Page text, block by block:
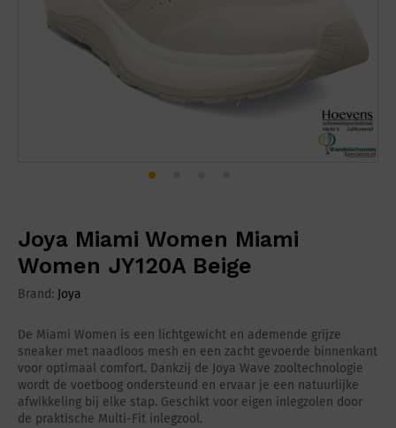
Joya Miami Women Miami
Women JY120A Beige
Brand: Joya
De Miami Women is een lichtgewicht en ademende grijze
sneaker met naadloos mesh en een zacht gevoerde binnenkant
voor optimaal comfort. Dankzij de Joya Wave zooltechnologie
wordt de voetboog ondersteund en ervaar je een natuurlijke
afwikkeling bij elke stap. Geschikt voor eigen inlegzolen door
de praktische Multi-Fit inlegzool.